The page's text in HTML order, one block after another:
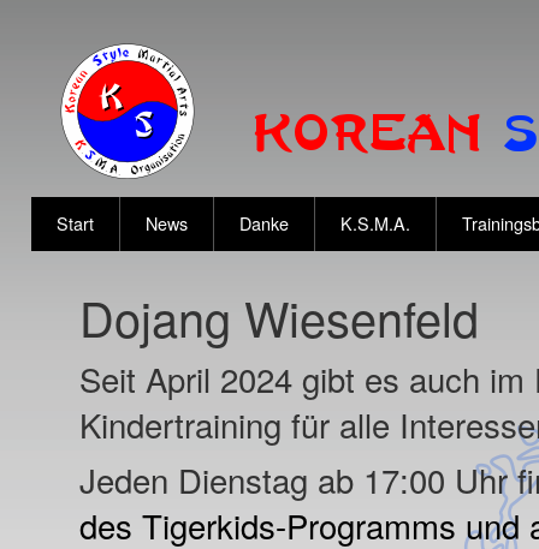
Start News Danke K.S.M.A.
Dojang Wiesenfeld
Seit April 2024 gibt es auch
Kindertraining für alle
Jeden Dienstag ab 17:00 Uhr
des Tigerkids-Programms